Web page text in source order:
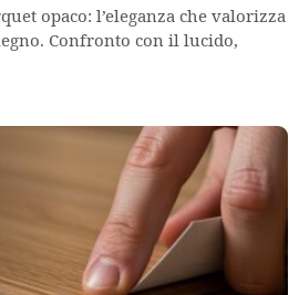
opaco: l’eleganza che valorizza
Confronto con il lucido,